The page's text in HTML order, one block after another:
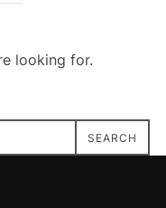
looking for.
SEARCH